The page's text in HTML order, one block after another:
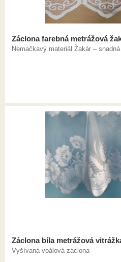
Záclona farebná metrážová
Nemačkavý materiál Žakár – snadná
Záclona bíla metrážová
Vyšívaná voálová záclona